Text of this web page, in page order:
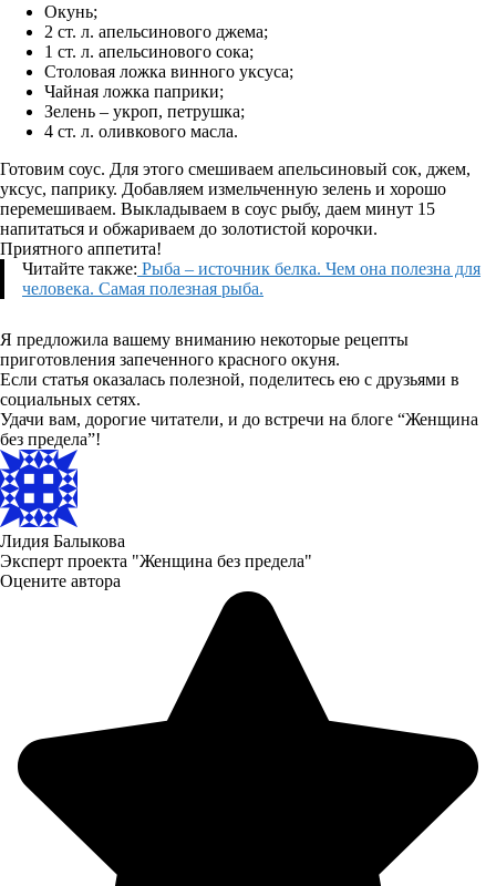
Окунь;
2 ст. л. апельсинового джема;
1 ст. л. апельсинового сока;
Столовая ложка винного уксуса;
Чайная ложка паприки;
Зелень – укроп, петрушка;
4 ст. л. оливкового масла.
Готовим соус. Для этого смешиваем апельсиновый сок, джем,
уксус, паприку. Добавляем измельченную зелень и хорошо
перемешиваем. Выкладываем в соус рыбу, даем минут 15
напитаться и обжариваем до золотистой корочки.
Приятного аппетита!
Читайте также: Рыба – источник белка. Чем она полезна для
человека. Самая полезная рыба.
Я предложила вашему вниманию некоторые рецепты
приготовления запеченного красного окуня.
Если статья оказалась полезной, поделитесь ею с друзьями в
социальных сетях.
Удачи вам, дорогие читатели, и до встречи на блоге “Женщина
без предела”!
Лидия Балыкова
Эксперт проекта "Женщина без предела"
Оцените автора